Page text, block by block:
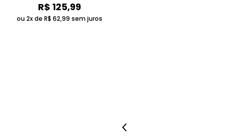
R$ 125,99
ou 2x de R$ 62,99 sem juros